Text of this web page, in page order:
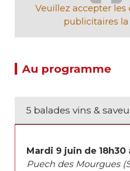
Veuillez accepter les
publicitaires la
Au programme
5 balades vins &
Mardi 9 juin de 18h30
Puech des Mourgues